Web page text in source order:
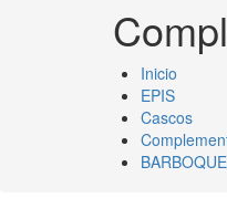
Inicio
EPIS
Cascos